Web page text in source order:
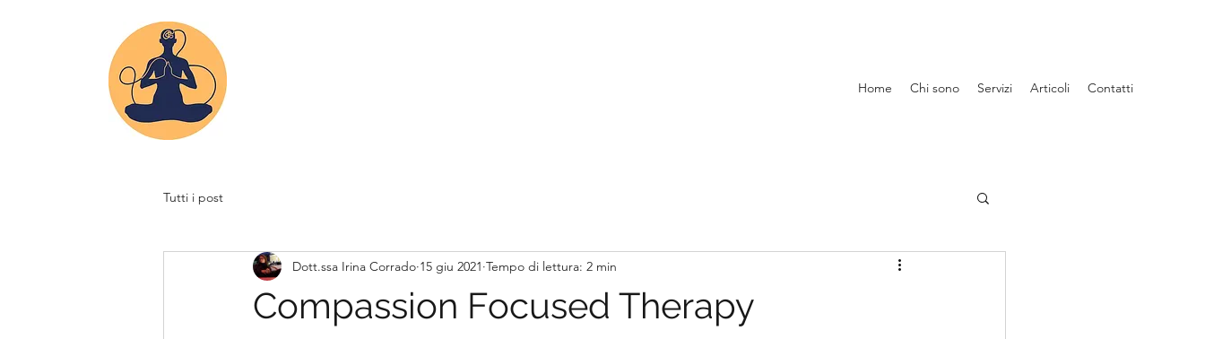
Home Chi sono Servizi Articoli Contatti
Tutti i post
Compassion Focused Therapy
Dott.ssa Irina Corrado 15 giu 2021 Tempo di lettura: 2 min